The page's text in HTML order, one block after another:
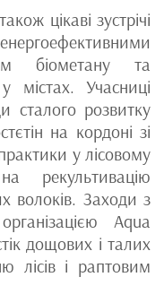
цікаві зустрічі
біометану та
містах. Учасниці
сталого розвитку
на кордоні зі
у лісовому
рекультивацію
волоків. Заходи з
Aqua
дощових і талих
лісів і раптовим